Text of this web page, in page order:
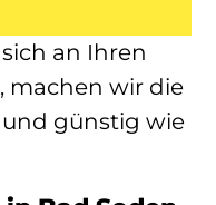
an Ihren
machen wir die
günstig wie